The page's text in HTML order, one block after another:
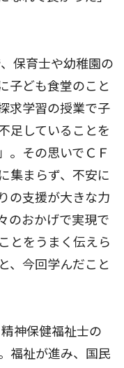
保育士や幼稚園の
子ども食堂のこと
求学習の授業で子
足していることを
。その思いでＣＦ
集まらず、不安に
の支援が大きな力
のおかげで実現で
とをうまく伝えら
、今回学んだこと
神保健福祉士の
福祉が進み、国民